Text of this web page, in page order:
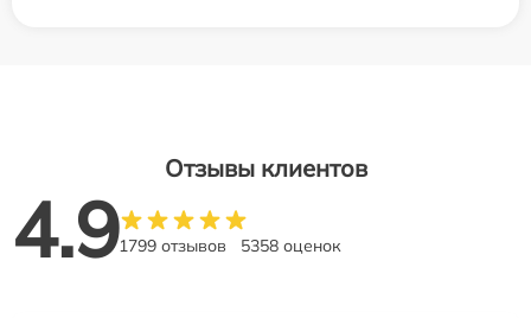
Отзывы клиентов
4.91799 отзывов 5358 оценок